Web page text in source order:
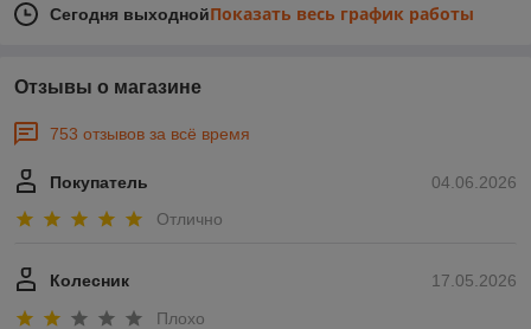
Сегодня выходнойПоказать весь график работы
Отзывы о магазине
753 отзывов за всё время
04.06.2026
Покупатель
Отлично
17.05.2026
Колесник
Плохо